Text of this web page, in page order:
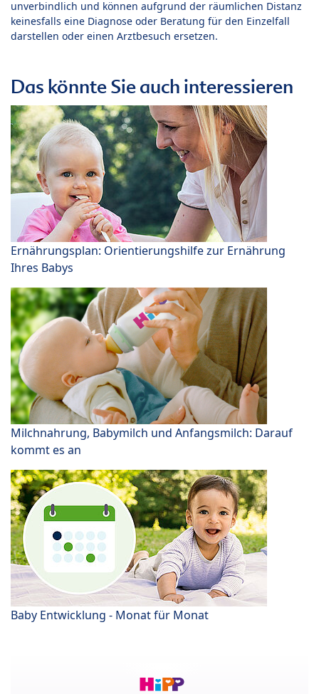
unverbindlich und können aufgrund der räumlichen Distanz
keinesfalls eine Diagnose oder Beratung für den Einzelfall
darstellen oder einen Arztbesuch ersetzen.
Das könnte Sie auch interessieren
Ernährungsplan: Orientierungshilfe zur Ernährung
Ihres Babys
Milchnahrung, Babymilch und Anfangsmilch: Darauf
kommt es an
Baby Entwicklung - Monat für Monat